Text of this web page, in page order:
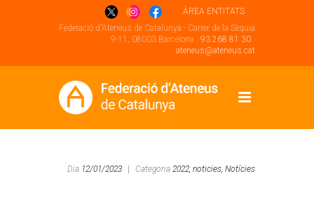
ÁREA ENTITATS
Federació d'Ateneus de Catalunya - Carrer de la Sèquia
9-11, 08003 Barcelona . 93 268 81 30 .
ateneus@ateneus.cat
Dia 12/01/2023 Categoria 2022, noticies, Notícies